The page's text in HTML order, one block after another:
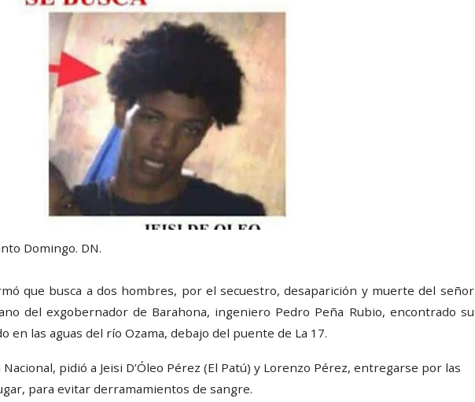
Domingo. DN.
que busca a dos hombres, por el secuestro, desaparición y muerte del señor
del exgobernador de Barahona, ingeniero Pedro Peña Rubio, encontrado su
en las aguas del río Ozama, debajo del puente de La 17.
pidió a Jeisi D’Óleo Pérez (El Patú) y Lorenzo Pérez, entregarse por las
para evitar derramamientos de sangre.